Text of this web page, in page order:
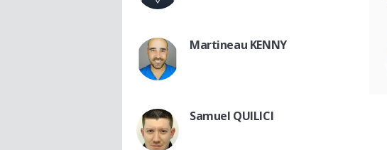
Martineau KENNY
Samuel QUILICI